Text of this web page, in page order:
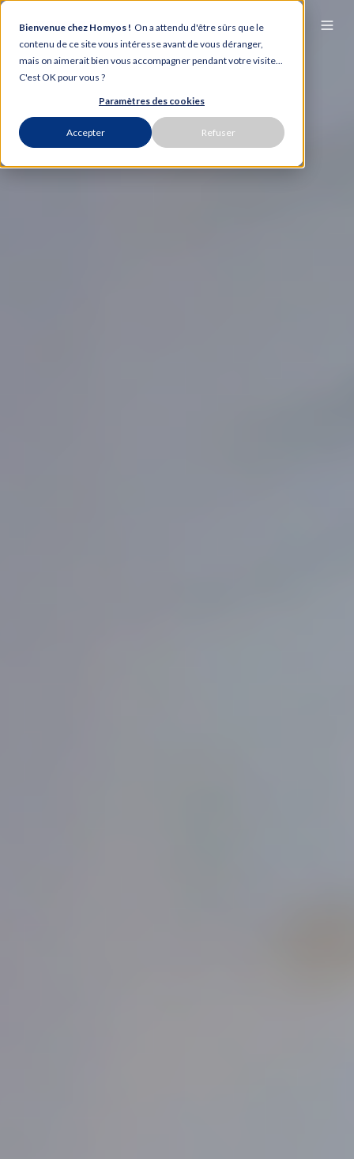
Bienvenue chez Homyos ! On a attendu d'être sûrs que le
contenu de ce site vous intéresse avant de vous déranger,
mais on aimerait bien vous accompagner pendant votre visite...
C'est OK pour vous ?
Paramètres des cookies
Accepter Refuser